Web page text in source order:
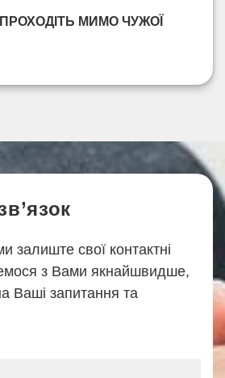
МИМО ЧУЖОЇ
залиште свої контактні
з Вами якнайшвидше,
Ваші запитання та